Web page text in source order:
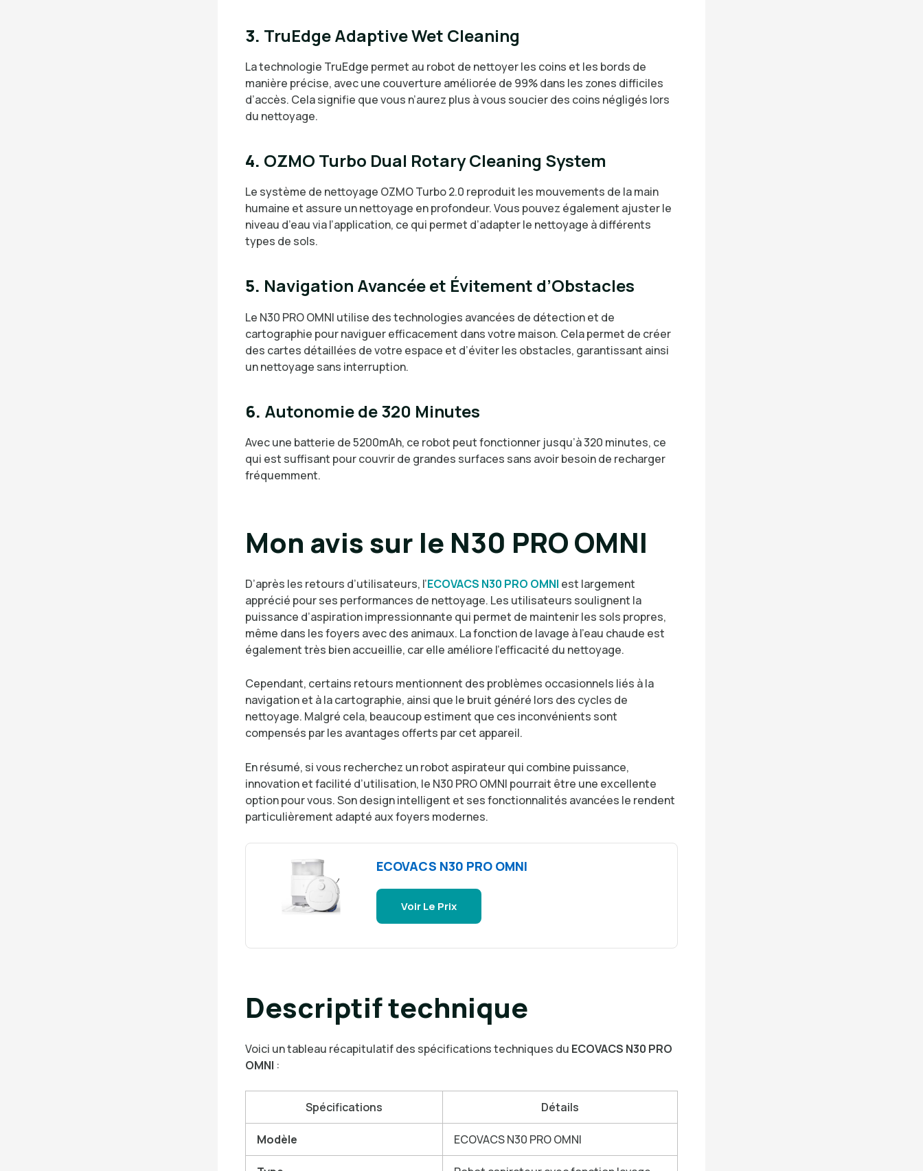
3. TruEdge Adaptive Wet Cleaning
La technologie TruEdge permet au robot de nettoyer les coins et les bords de
manière précise, avec une couverture améliorée de 99% dans les zones difficiles
d’accès. Cela signifie que vous n’aurez plus à vous soucier des coins négligés lors
du nettoyage.
4. OZMO Turbo Dual Rotary Cleaning System
Le système de nettoyage OZMO Turbo 2.0 reproduit les mouvements de la main
humaine et assure un nettoyage en profondeur. Vous pouvez également ajuster le
niveau d’eau via l’application, ce qui permet d’adapter le nettoyage à différents
types de sols.
5. Navigation Avancée et Évitement d’Obstacles
Le N30 PRO OMNI utilise des technologies avancées de détection et de
cartographie pour naviguer efficacement dans votre maison. Cela permet de créer
des cartes détaillées de votre espace et d’éviter les obstacles, garantissant ainsi
un nettoyage sans interruption.
6. Autonomie de 320 Minutes
Avec une batterie de 5200mAh, ce robot peut fonctionner jusqu’à 320 minutes, ce
qui est suffisant pour couvrir de grandes surfaces sans avoir besoin de recharger
fréquemment.
Mon avis sur le N30 PRO OMNI
D’après les retours d’utilisateurs, l’ECOVACS N30 PRO OMNI est largement
apprécié pour ses performances de nettoyage. Les utilisateurs soulignent la
puissance d’aspiration impressionnante qui permet de maintenir les sols propres,
même dans les foyers avec des animaux. La fonction de lavage à l’eau chaude est
également très bien accueillie, car elle améliore l’efficacité du nettoyage.
Cependant, certains retours mentionnent des problèmes occasionnels liés à la
navigation et à la cartographie, ainsi que le bruit généré lors des cycles de
nettoyage. Malgré cela, beaucoup estiment que ces inconvénients sont
compensés par les avantages offerts par cet appareil.
En résumé, si vous recherchez un robot aspirateur qui combine puissance,
innovation et facilité d’utilisation, le N30 PRO OMNI pourrait être une excellente
option pour vous. Son design intelligent et ses fonctionnalités avancées le rendent
particulièrement adapté aux foyers modernes.
ECOVACS N30 PRO OMNI
Voir Le Prix
Descriptif technique
Voici un tableau récapitulatif des spécifications techniques du ECOVACS N30 PRO
OMNI :
Spécifications Détails
Modèle ECOVACS N30 PRO OMNI